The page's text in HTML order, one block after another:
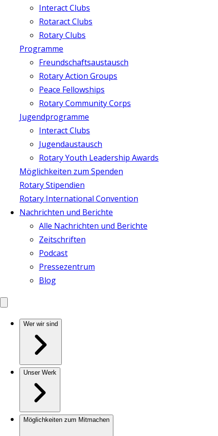
Interact Clubs
Rotaract Clubs
Rotary Clubs
Programme
Freundschaftsaustausch
Rotary Action Groups
Peace Fellowships
Rotary Community Corps
Jugendprogramme
Interact Clubs
Jugendaustausch
Rotary Youth Leadership Awards
Möglichkeiten zum Spenden
Rotary Stipendien
Rotary International Convention
Nachrichten und Berichte
Alle Nachrichten und Berichte
Zeitschriften
Podcast
Pressezentrum
Blog
Wer wir sind
Unser Werk
Möglichkeiten zum Mitmachen